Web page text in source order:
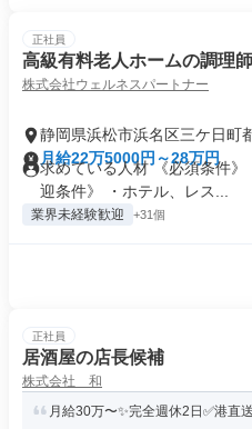
正社員
高級有料老人ホームの調理師
株式会社ウェルネスパートナー
静岡県浜松市浜名区三ケ日町
月給22万5000円～28万円
求めている人材 《必須条件
迎条件》 ・ホテル、レス...
業界未経験歓迎 +31個
正社員
居酒屋の店長候補
株式会社 和
月給30万〜✨完全週休2日✅港直